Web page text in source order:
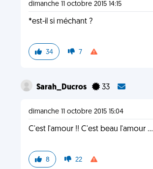
dimanche 11 octobre 2015 14:15
*est-il si méchant ?
34 7
Sarah_Ducros 33
dimanche 11 octobre 2015 15:04
C'est l'amour !! C'est beau l'amour ...
8 22